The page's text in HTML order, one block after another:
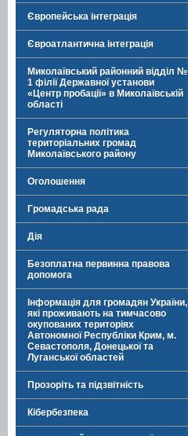
Європейська інтеграція
Євроатлантична інтеграція
Миколаївський районний відділ №
1 філії Державної установи
«Центр пробації» в Миколаївській
області
Регуляторна політика
територіальних громад
Миколаївського району
Оголошення
Громадська рада
Дія
Безоплатна первинна правова
допомога
Інформація для громадян України,
які проживають на тимчасово
окупованих територіях
Автономної Республіки Крим, м.
Севастополя, Донецької та
Луганської областей
Прозоріть та підзвітність
Кібербезпека